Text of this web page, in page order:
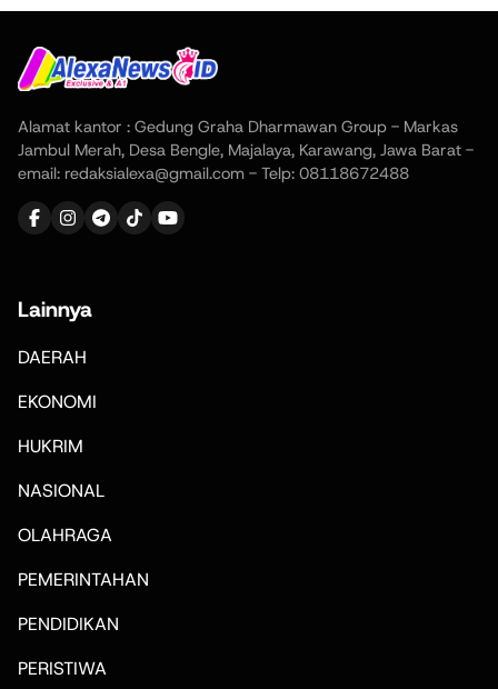
Alamat kantor : Gedung Graha Dharmawan Group - Markas
Jambul Merah, Desa Bengle, Majalaya, Karawang, Jawa Barat -
email: redaksialexa@gmail.com - Telp: 08118672488
Lainnya
DAERAH
EKONOMI
HUKRIM
NASIONAL
OLAHRAGA
PEMERINTAHAN
PENDIDIKAN
PERISTIWA